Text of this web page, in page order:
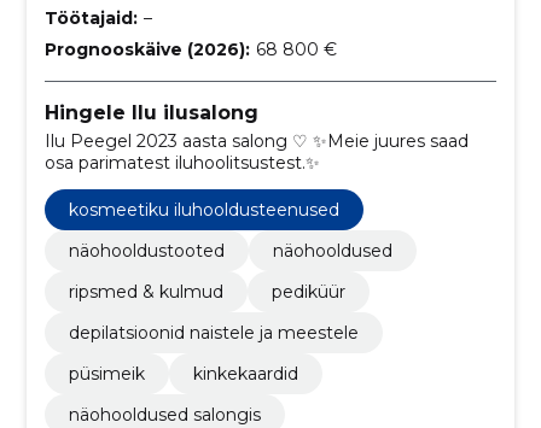
Töötajaid: –
Prognooskäive (2026): 68 800 €
Hingele Ilu ilusalong
Ilu Peegel 2023 aasta salong ♡ ✨Meie juures saad
osa parimatest iluhoolitsustest.✨
kosmeetiku iluhooldusteenused
näohooldustooted
näohooldused
ripsmed & kulmud
pediküür
depilatsioonid naistele ja meestele
püsimeik
kinkekaardid
näohooldused salongis